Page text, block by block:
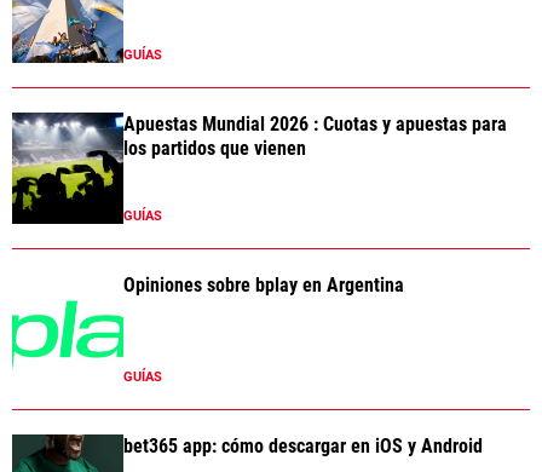
GUÍAS
Apuestas Mundial 2026 : Cuotas y apuestas para
los partidos que vienen
GUÍAS
Opiniones sobre bplay en Argentina
GUÍAS
bet365 app: cómo descargar en iOS y Android